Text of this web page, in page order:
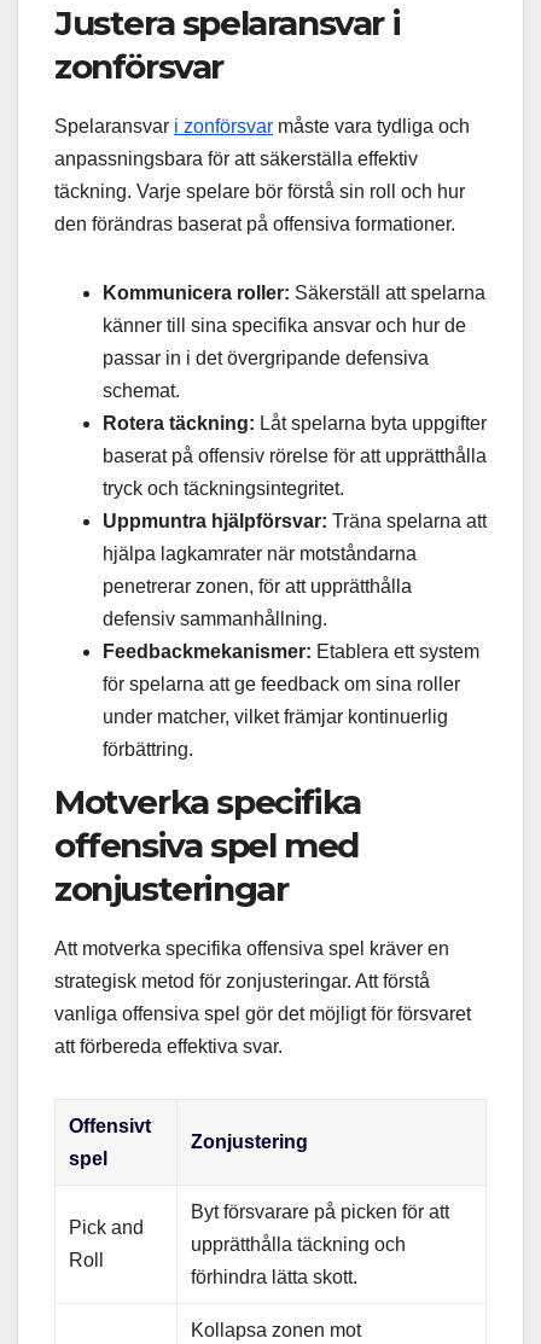
Justera spelaransvar i
zonförsvar
Spelaransvar i zonförsvar måste vara tydliga och
anpassningsbara för att säkerställa effektiv
täckning. Varje spelare bör förstå sin roll och hur
den förändras baserat på offensiva formationer.
Kommunicera roller: Säkerställ att spelarna
känner till sina specifika ansvar och hur de
passar in i det övergripande defensiva
schemat.
Rotera täckning: Låt spelarna byta uppgifter
baserat på offensiv rörelse för att upprätthålla
tryck och täckningsintegritet.
Uppmuntra hjälpförsvar: Träna spelarna att
hjälpa lagkamrater när motståndarna
penetrerar zonen, för att upprätthålla
defensiv sammanhållning.
Feedbackmekanismer: Etablera ett system
för spelarna att ge feedback om sina roller
under matcher, vilket främjar kontinuerlig
förbättring.
Motverka specifika
offensiva spel med
zonjusteringar
Att motverka specifika offensiva spel kräver en
strategisk metod för zonjusteringar. Att förstå
vanliga offensiva spel gör det möjligt för försvaret
att förbereda effektiva svar.
Offensivt
spel
Zonjustering
Pick and
Roll
Byt försvarare på picken för att
upprätthålla täckning och
förhindra lätta skott.
Kollapsa zonen mot